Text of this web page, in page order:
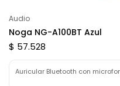
Audio
Noga NG-A100BT Azul
$ 57.528
Auricular Bluetooth con